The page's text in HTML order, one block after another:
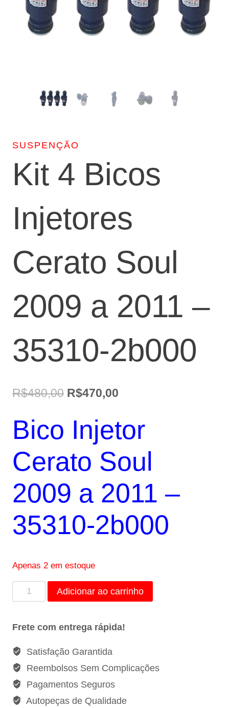
SUSPENÇÃO
Kit 4 Bicos
Injetores
Cerato Soul
2009 a 2011 –
35310-2b000
R$480,00 O
original
R$480,00.
R$470,00
atual
R$470,00.
Bico Injetor
Cerato Soul
2009 a 2011 –
35310-2b000
Apenas 2 em estoque
4
Injetores
Cerato
Soul
2009
a
2011
Adicionar ao carrinho
Frete com entrega rápida!
Satisfação Garantida
Reembolsos Sem Complicações
Pagamentos Seguros
Autopeças de Qualidade